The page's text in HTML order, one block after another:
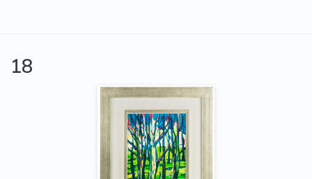
18